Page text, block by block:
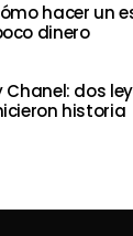
hacer un
dinero
Chanel: dos
historia